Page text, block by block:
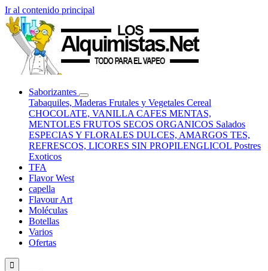
Ir al contenido principal
Saborizantes
Tabaquiles, Maderas Frutales y Vegetales Cereal
CHOCOLATE, VANILLA CAFES MENTAS,
MENTOLES FRUTOS SECOS ORGANICOS Salados
ESPECIAS Y FLORALES DULCES, AMARGOS TES,
REFRESCOS, LICORES SIN PROPILENGLICOL Postres
Exoticos
TFA
Flavor West
capella
Flavour Art
Moléculas
Botellas
Varios
Ofertas
